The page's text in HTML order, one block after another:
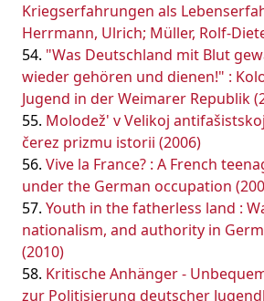
Kriegserfahrungen als
Herrmann, Ulrich; Müller, Rolf-
"Was Deutschland mit Blut
wieder gehören und dienen!" :
Jugend in der Weimarer Republik
Molodež' v Velikoj
čerez prizmu istorii (2006)
Vive la France? : A French
under the German occupation
Youth in the fatherless land :
nationalism, and authority in
(2010)
Kritische Anhänger -
zur Politisierung deutscher